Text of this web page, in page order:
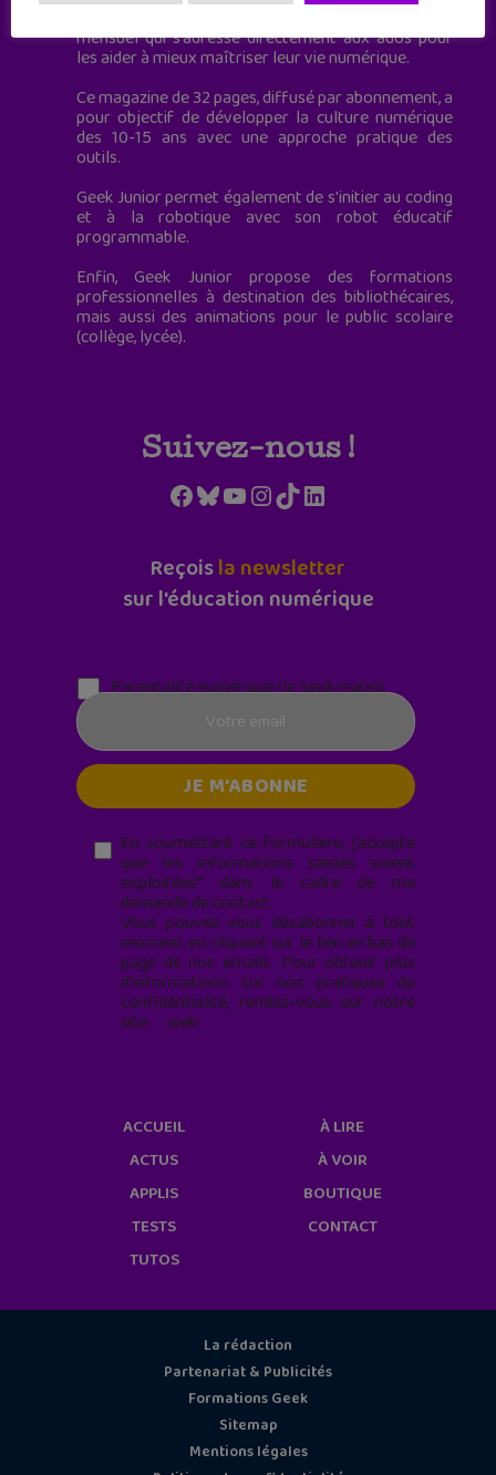
mensuel qui s’adresse directement aux ados pour
les aider à mieux maîtriser leur vie numérique.
Ce magazine de 32 pages, diffusé par abonnement, a
pour objectif de développer la culture numérique
des 10-15 ans avec une approche pratique des
outils.
Geek Junior permet également de s'initier au coding
et à la robotique avec son robot éducatif
programmable.
Enfin, Geek Junior propose des formations
professionnelles à destination des bibliothécaires,
mais aussi des animations pour le public scolaire
(collège, lycée).
Suivez-nous !
Facebook
Bluesky
YouTube
Instagram
TikTokLinkedIn
Reçoisla newsletter
sur l'éducation numérique
Parentalité numérique (le lundi matin)
En soumettant ce formulaire, j’accepte
que les informations saisies soient
exploitées* dans le cadre de ma
demande de contact.
Vous pouvez vous désabonner à tout
moment en cliquant sur le lien en bas de
page de nos emails. Pour obtenir plus
d'informations sur nos pratiques de
confidentialité, rendez-vous sur notre
site web
ACCUEIL
ACTUS
APPLIS
TESTS
TUTOS
À LIRE
À VOIR
BOUTIQUE
CONTACT
La rédaction
Partenariat & Publicités
Formations Geek
Sitemap
Mentions légales